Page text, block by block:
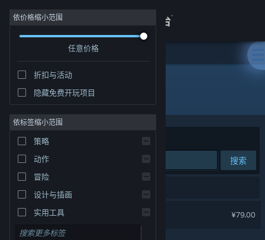
登录
关于
客服
依价格缩小范围
任意价格
折扣与活动
隐藏免费开玩项目
依标签缩小范围
策略
动作
冒险
设计与插画
实用工具
免费开玩
开发者: Washbear Studio
排序依据 相关性
搜索
1 个匹配的搜索结果。
¥79.00